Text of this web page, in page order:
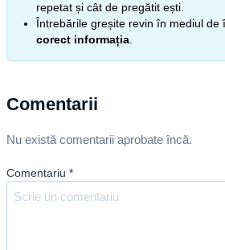
repetat și cât de pregătit ești.
Întrebările greșite revin în mediul de
corect informația
Comentarii
Nu există comentarii aprobate încă.
Comentariu *